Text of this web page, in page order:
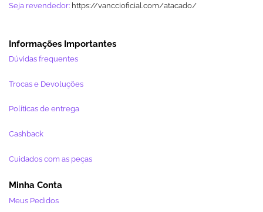
Seja revendedor: https://vanccioficial.com/atacado/
Informações Importantes
Dúvidas frequentes
Trocas e Devoluções
Políticas de entrega
Cashback
Cuidados com as peças
Minha Conta
Meus Pedidos